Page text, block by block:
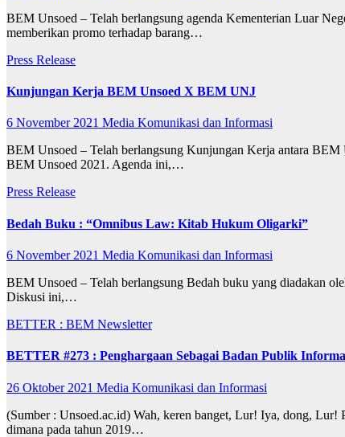
BEM Unsoed – Telah berlangsung agenda Kementerian Luar
memberikan promo terhadap barang…
Press Release
Kunjungan Kerja BEM Unsoed X BEM UNJ
6 November 2021 Media Komunikasi dan Informasi
BEM Unsoed – Telah berlangsung Kunjungan Kerja antara
BEM Unsoed 2021. Agenda ini,…
Press Release
Bedah Buku : “Omnibus Law: Kitab Hukum Oligarki”
6 November 2021 Media Komunikasi dan Informasi
BEM Unsoed – Telah berlangsung Bedah buku yang diadakan
Diskusi ini,…
BETTER : BEM Newsletter
BETTER #273 : Penghargaan Sebagai Badan Publik
26 Oktober 2021 Media Komunikasi dan Informasi
(Sumber : Unsoed.ac.id) Wah, keren banget, Lur! Iya, dong,
dimana pada tahun 2019…